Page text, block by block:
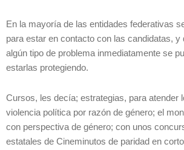
En la mayoría de las entidades federativas
para estar en contacto con las candidatas, y
algún tipo de problema inmediatamente se
estarlas protegiendo.
Cursos, les decía; estrategias, para atender
violencia política por razón de género; el
con perspectiva de género; con unos
estatales de Cineminutos de paridad en